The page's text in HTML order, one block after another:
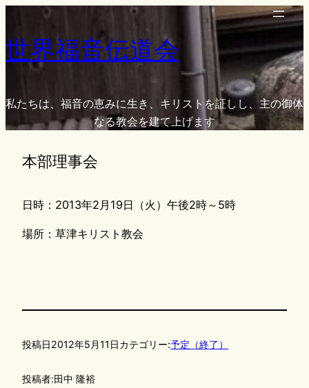
を
ッ
世界福音伝道会
私たちは、福音の恵みに生き、キリストを証しし、主の御体
なる教会を建て上げます
本部理事会
日時：2013年2月19日（火）午後2時～5時
場所：草津キリスト教会
投稿日2012年5月11日カテゴリー:予定（終了）
投稿者:田中 隆裕